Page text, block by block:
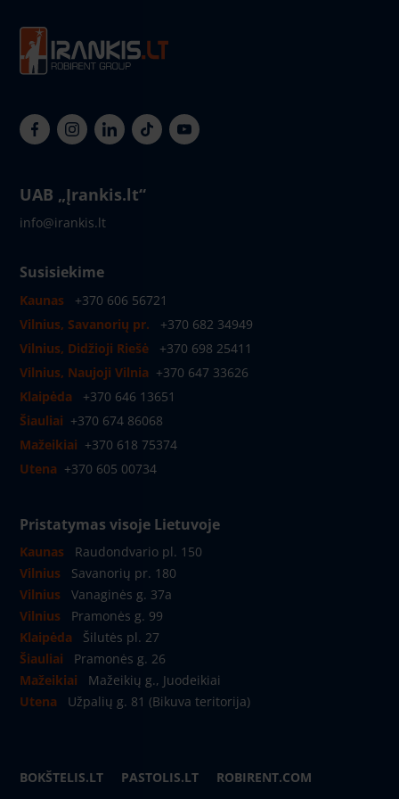
UAB „Įrankis.lt“
info@irankis.lt
Susisiekime
Kaunas
+370 606 56721
Vilnius, Savanorių pr.
+370 682 34949
Vilnius, Didžioji Riešė
+370 698 25411
Vilnius, Naujoji Vilnia +370 647 33626
Klaipėda
+370 646 13651
Šiauliai +370 674 86068
Mažeikiai +370 618 75374
Utena +370 605 00734
Pristatymas visoje Lietuvoje
Kaunas
Raudondvario pl. 150
Vilnius
Savanorių pr. 180
Vilnius
Vanaginės g. 37a
Vilnius
Pramonės g. 99
Klaipėda
Šilutės pl. 27
Šiauliai
Pramonės g. 26
Mažeikiai
Mažeikių g., Juodeikiai
Utena
Užpalių g. 81 (Bikuva teritorija)
BOKŠTELIS.LT PASTOLIS.LT ROBIRENT.COM